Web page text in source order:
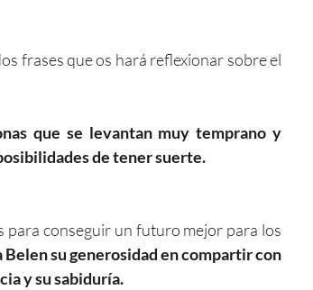
frases que os hará reflexionar sobre el
que se levantan muy temprano y
de tener suerte.
para conseguir un futuro mejor para los
Belen su generosidad en compartir con
y su sabiduría.